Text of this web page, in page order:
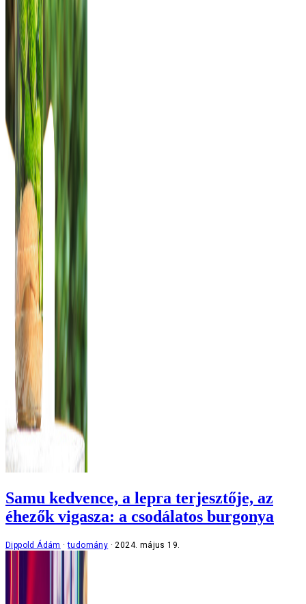
Samu kedvence, a lepra terjesztője, az
éhezők vigasza: a csodálatos burgonya
Dippold Ádám tudomány 2024. május 19.